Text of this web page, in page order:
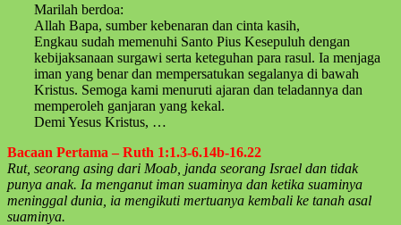
Marilah berdoa:
Allah Bapa, sumber kebenaran dan cinta kasih,
Engkau sudah memenuhi Santo Pius Kesepuluh dengan
kebijaksanaan surgawi serta keteguhan para rasul. Ia menjaga
iman yang benar dan mempersatukan segalanya di bawah
Kristus. Semoga kami menuruti ajaran dan teladannya dan
memperoleh ganjaran yang kekal.
Demi Yesus Kristus, …
Bacaan Pertama – Ruth 1:1.3-6.14b-16.22
Rut, seorang asing dari Moab, janda seorang Israel dan tidak
punya anak. Ia menganut iman suaminya dan ketika suaminya
meninggal dunia, ia mengikuti mertuanya kembali ke tanah asal
suaminya.